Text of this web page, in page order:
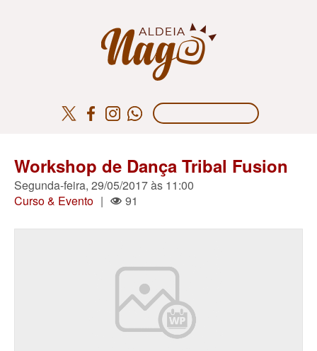
Workshop de Dança Tribal Fusion
Segunda-feira, 29/05/2017 às 11:00
Curso & Evento | 91